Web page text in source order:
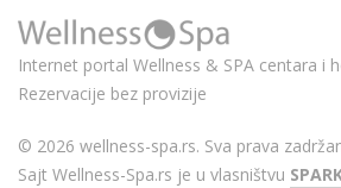
Internet portal Wellness & SPA centara i
Rezervacije bez provizije
© 2026 wellness-spa.rs. Sva prava
Sajt Wellness-Spa.rs je u vlasništvu